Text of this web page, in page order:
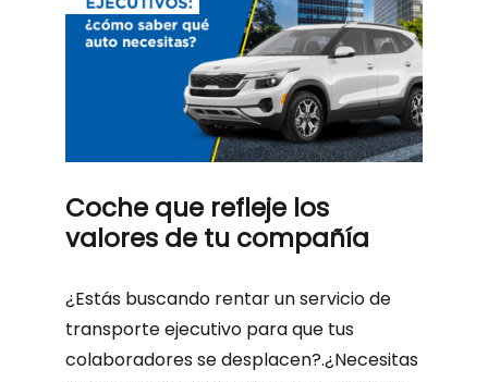
Coche que refleje los
valores de tu compañía
¿Estás buscando rentar un servicio de
transporte ejecutivo para que tus
colaboradores se desplacen?.¿Necesitas